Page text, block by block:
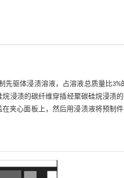
先驱体浸渍溶液，占溶液总质量比3%
烷浸渍的碳纤维穿插经聚碳硅烷浸渍
在夹心面板上，然后用浸渍液将预制